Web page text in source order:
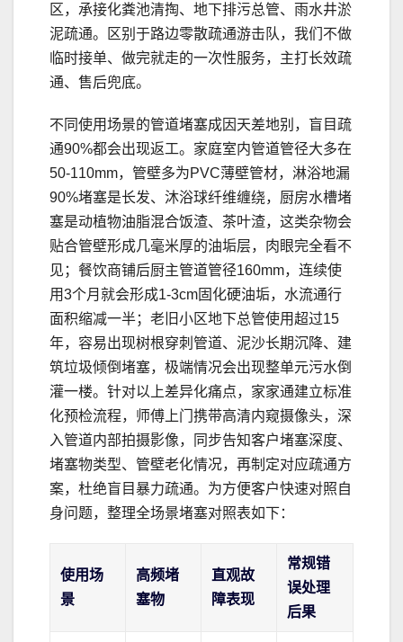
区，承接化粪池清掏、地下排污总管、雨水井淤
泥疏通。区别于路边零散疏通游击队，我们不做
临时接单、做完就走的一次性服务，主打长效疏
通、售后兜底。
不同使用场景的管道堵塞成因天差地别，盲目疏
通90%都会出现返工。家庭室内管道管径大多在
50-110mm，管壁多为PVC薄壁管材，淋浴地漏
90%堵塞是长发、沐浴球纤维缠绕，厨房水槽堵
塞是动植物油脂混合饭渣、茶叶渣，这类杂物会
贴合管壁形成几毫米厚的油垢层，肉眼完全看不
见；餐饮商铺后厨主管道管径160mm，连续使
用3个月就会形成1-3cm固化硬油垢，水流通行
面积缩减一半；老旧小区地下总管使用超过15
年，容易出现树根穿刺管道、泥沙长期沉降、建
筑垃圾倾倒堵塞，极端情况会出现整单元污水倒
灌一楼。针对以上差异化痛点，家家通建立标准
化预检流程，师傅上门携带高清内窥摄像头，深
入管道内部拍摄影像，同步告知客户堵塞深度、
堵塞物类型、管壁老化情况，再制定对应疏通方
案，杜绝盲目暴力疏通。为方便客户快速对照自
身问题，整理全场景堵塞对照表如下：
使用场
景
高频堵
塞物
直观故
障表现
常规错
误处理
后果